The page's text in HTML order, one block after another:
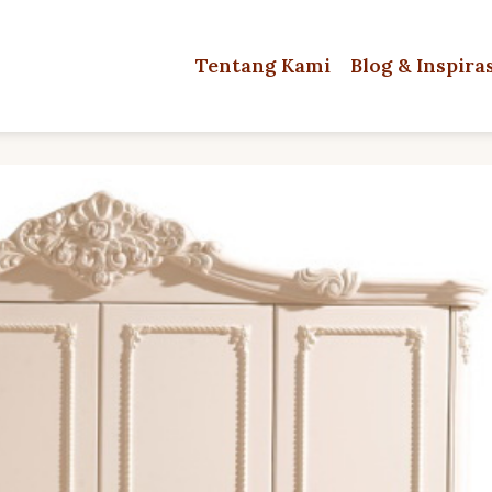
Tentang Kami Blog &